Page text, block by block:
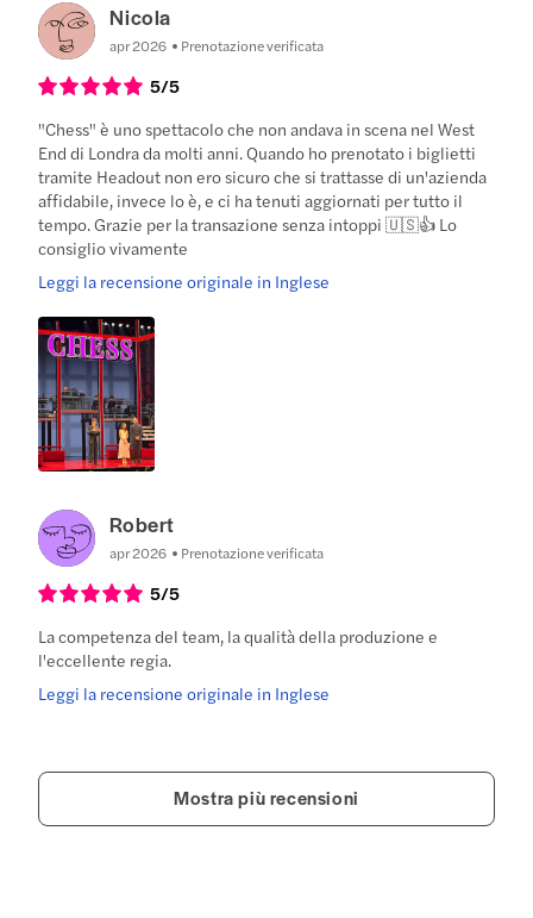
Nicola
apr 2026 Prenotazione verificata
5/5
"Chess" è uno spettacolo che non andava in scena nel West
End di Londra da molti anni. Quando ho prenotato i biglietti
tramite Headout non ero sicuro che si trattasse di un'azienda
affidabile, invece lo è, e ci ha tenuti aggiornati per tutto il
tempo. Grazie per la transazione senza intoppi 🇺🇸👍 Lo
consiglio vivamente
Leggi la recensione originale in Inglese
Robert
apr 2026 Prenotazione verificata
5/5
La competenza del team, la qualità della produzione e
l'eccellente regia.
Leggi la recensione originale in Inglese
Mostra più recensioni